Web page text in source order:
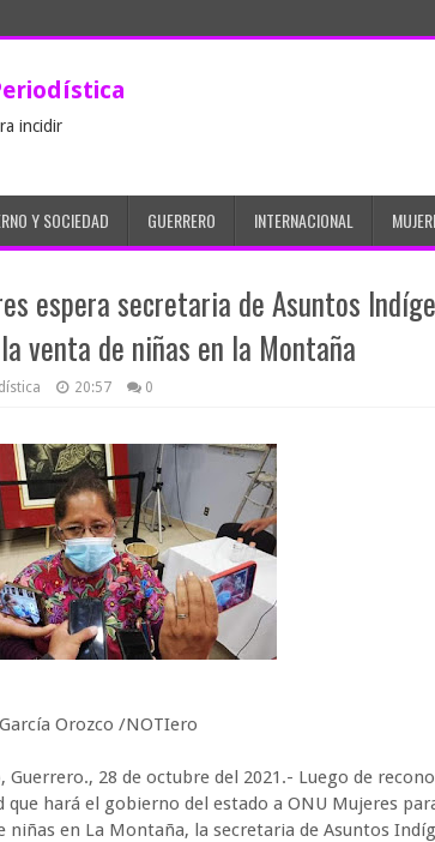
incidir
Y SOCIEDAD GUERRERO INTERNACIONAL
espera secretaria de Asuntos
venta de niñas en la Montaña
20:57 0
Orozco /NOTIero
Guerrero., 28 de octubre del 2021.- Luego de
que hará el gobierno del estado a ONU Mujeres
niñas en La Montaña, la secretaria de Asuntos